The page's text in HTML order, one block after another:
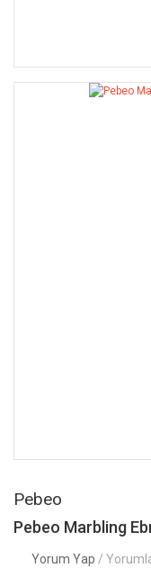
Pebeo
Pebeo Marbling
Yorum Yap /